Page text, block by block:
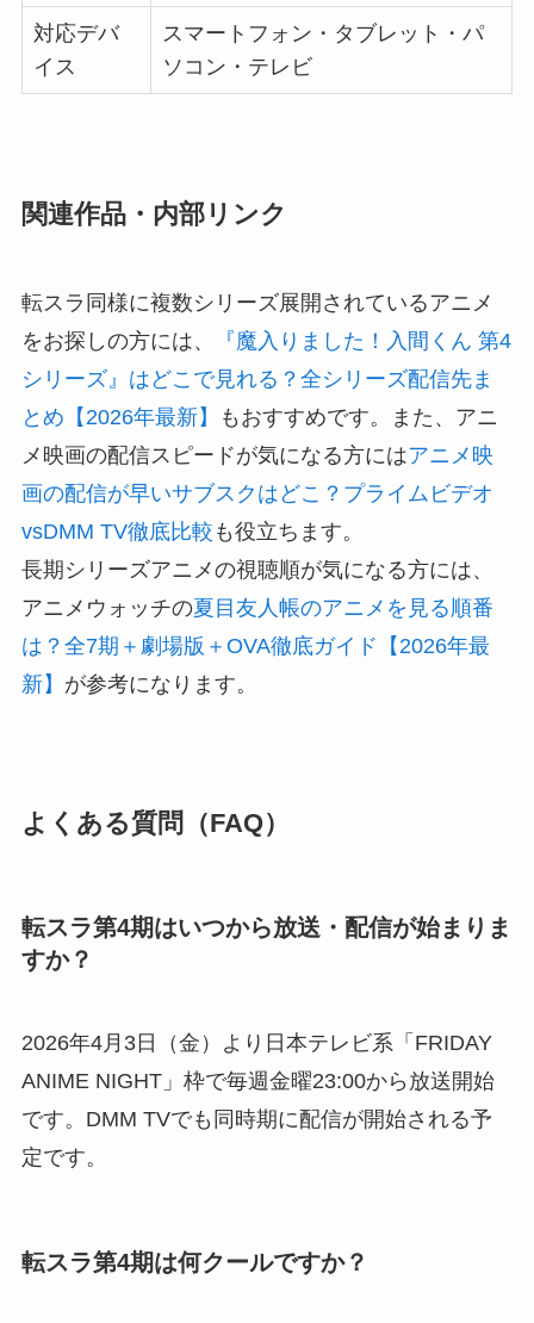
対応デバ
イス
スマートフォン・タブレット・パ
ソコン・テレビ
関連作品・内部リンク
転スラ同様に複数シリーズ展開されているアニメ
をお探しの方には、
『魔入りました！入間くん 第4
シリーズ』はどこで見れる？全シリーズ配信先ま
とめ【2026年最新】
もおすすめです。また、アニ
メ映画の配信スピードが気になる方にはアニメ映
画の配信が早いサブスクはどこ？プライムビデオ
vsDMM TV徹底比較 も役立ちます。
長期シリーズアニメの視聴順が気になる方には、
アニメウォッチの夏目友人帳のアニメを見る順番
は？全7期＋劇場版＋OVA徹底ガイド【2026年最
新】 が参考になります。
よくある質問（FAQ）
転スラ第4期はいつから放送・配信が始まりま
すか？
2026年4月3日（金）より日本テレビ系「FRIDAY
ANIME NIGHT」枠で毎週金曜23:00から放送開始
です。DMM TVでも同時期に配信が開始される予
定です。
転スラ第4期は何クールですか？